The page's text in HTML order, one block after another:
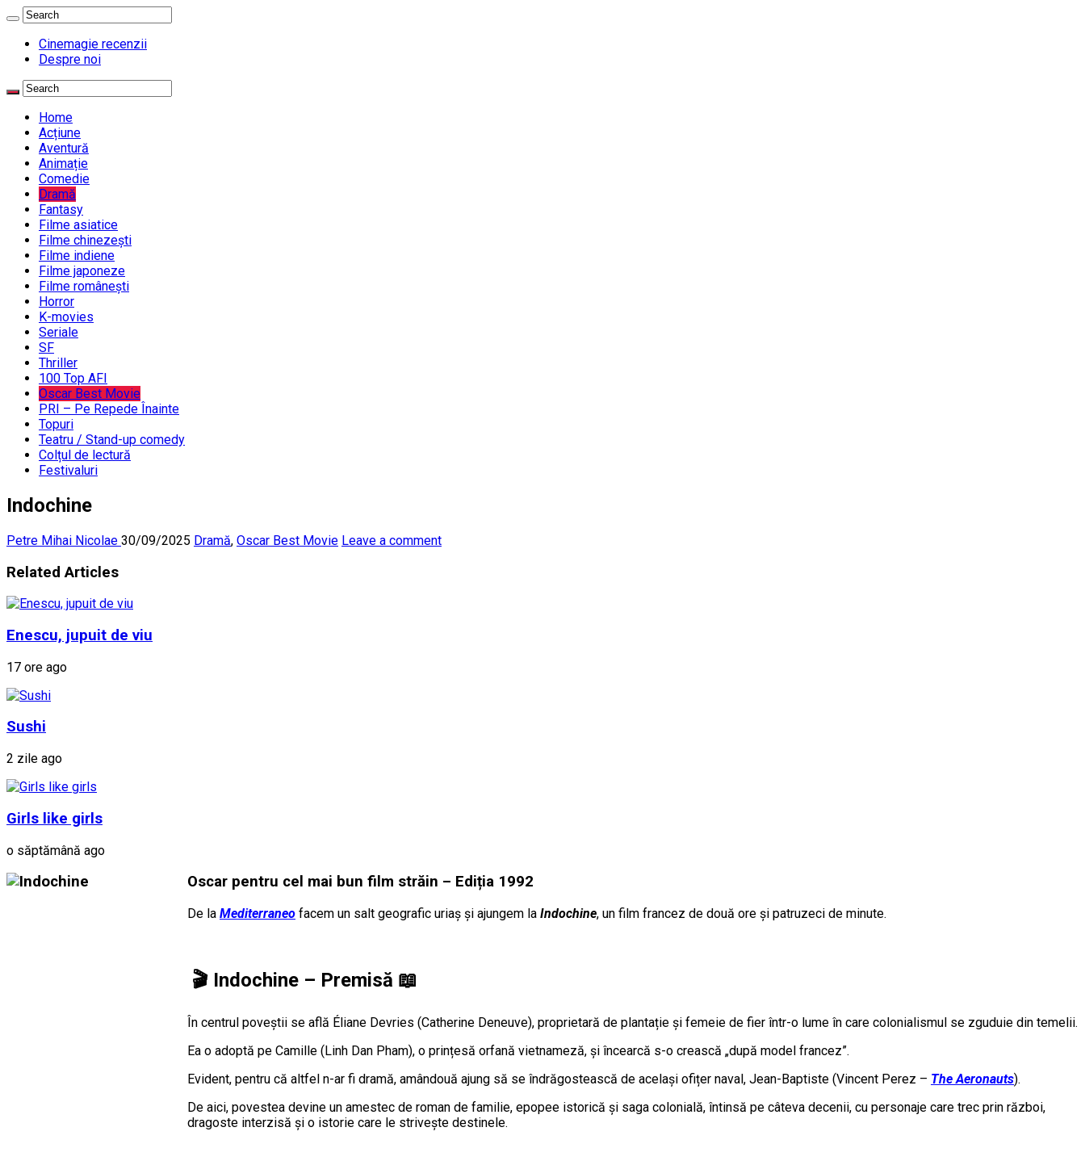
Cinemagie recenzii
Despre noi
Home
Acțiune
Aventură
Animație
Comedie
Dramă
Fantasy
Filme asiatice
Filme chinezești
Filme indiene
Filme japoneze
Filme românești
Horror
K-movies
Seriale
SF
Thriller
100 Top AFI
Oscar Best Movie
PRI – Pe Repede Înainte
Topuri
Teatru / Stand-up comedy
Colțul de lectură
Festivaluri
Indochine
Petre Mihai Nicolae 30/09/2025 Dramă, Oscar Best Movie Leave a comment
Related Articles
Enescu, jupuit de viu
17 ore ago
Sushi
2 zile ago
Girls like girls
o săptămână ago
Oscar pentru cel mai bun film străin – Ediția 1992
De la Mediterraneo facem un salt geografic uriaș și ajungem la Indochine, un film francez de două ore și patruzeci de minute.
🎬 Indochine – Premisă 📖
În centrul poveștii se află Éliane Devries (Catherine Deneuve), proprietară de plantație și femeie de fier într-o lume în care colonialismul se zguduie din temelii.
Ea o adoptă pe Camille (Linh Dan Pham), o prințesă orfană vietnameză, și încearcă s-o crească „după model francez”.
Evident, pentru că altfel n-ar fi dramă, amândouă ajung să se îndrăgostească de același ofițer naval, Jean-Baptiste (Vincent Perez – The Aeronauts).
De aici, povestea devine un amestec de roman de familie, epopee istorică și saga colonială, întinsă pe câteva decenii, cu personaje care trec prin război,
dragoste interzisă și o istorie care le strivește destinele.